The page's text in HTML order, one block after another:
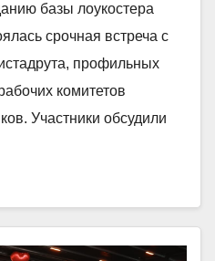
базы лоукостера
срочная встреча с
профильных
комитетов
Участники обсудили